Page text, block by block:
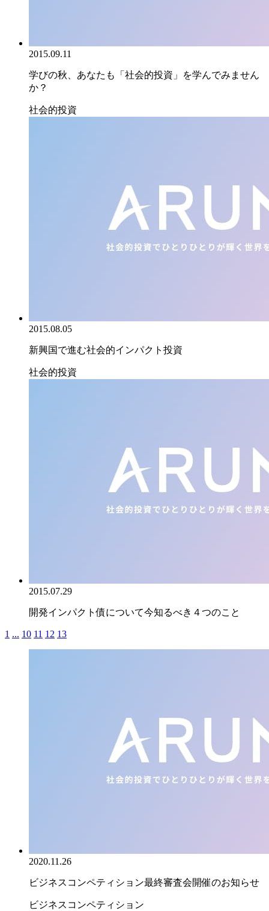
2015.09.11
学びの秋、あなたも「社会的投資」を学んでみません
か？
社会的投資
2015.08.05
新興国で進む社会的インパクト投資
社会的投資
2015.07.29
開発インパクト債について今知るべき４つのこと
1 ... 10 11 12 13
2020.11.26
ビジネスコンペティション最終審査会開催のお知らせ
ビジネスコンペティション